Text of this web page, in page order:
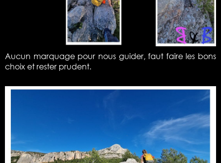
Aucun marquage pour nous guider, faut faire les bons
choix et rester prudent.